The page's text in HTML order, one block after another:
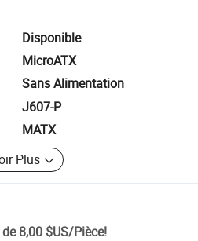
Disponible
MicroATX
Sans Alimentation
J607-P
MATX
Plus
8,00 $US/Pièce!